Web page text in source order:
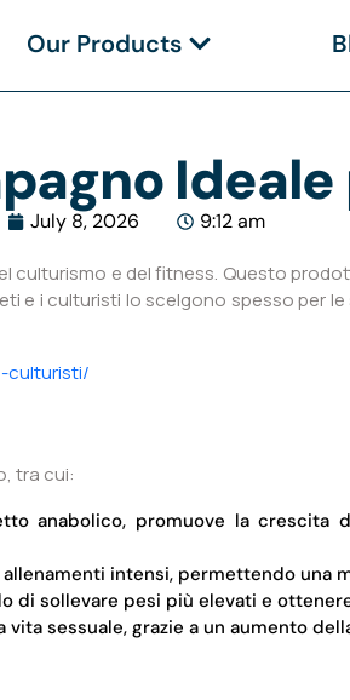
Our Products
July 8, 2026 9:12 am
culturismo e del fitness. Questo
e i culturisti lo scelgono spesso per
culturisti/
tra cui:
anabolico, promuove la crescita
intensi, permettendo una
di sollevare pesi più elevati e
vita sessuale, grazie a un aumento